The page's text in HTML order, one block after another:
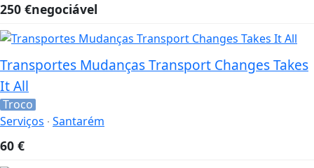
250 €negociável
Transportes Mudanças Transport Changes Takes
It All
Troco
Serviços Santarém
60 €